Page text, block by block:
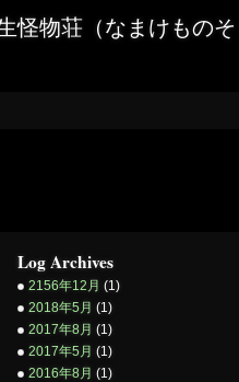
怪物荘（なまけもの
Log Archives
2156年12月 (1)
2018年5月 (1)
2017年8月 (1)
2017年5月 (1)
2016年8月 (1)